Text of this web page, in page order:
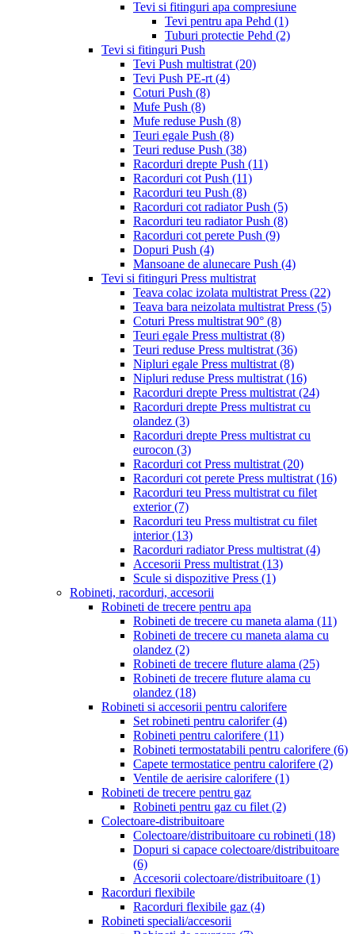
Tevi si fitinguri apa compresiune
Tevi pentru apa Pehd (1)
Tuburi protectie Pehd (2)
Tevi si fitinguri Push
Tevi Push multistrat (20)
Tevi Push PE-rt (4)
Coturi Push (8)
Mufe Push (8)
Mufe reduse Push (8)
Teuri egale Push (8)
Teuri reduse Push (38)
Racorduri drepte Push (11)
Racorduri cot Push (11)
Racorduri teu Push (8)
Racorduri cot radiator Push (5)
Racorduri teu radiator Push (8)
Racorduri cot perete Push (9)
Dopuri Push (4)
Mansoane de alunecare Push (4)
Tevi si fitinguri Press multistrat
Teava colac izolata multistrat Press (22)
Teava bara neizolata multistrat Press (5)
Coturi Press multistrat 90° (8)
Teuri egale Press multistrat (8)
Teuri reduse Press multistrat (36)
Nipluri egale Press multistrat (8)
Nipluri reduse Press multistrat (16)
Racorduri drepte Press multistrat (24)
Racorduri drepte Press multistrat cu
olandez (3)
Racorduri drepte Press multistrat cu
eurocon (3)
Racorduri cot Press multistrat (20)
Racorduri cot perete Press multistrat (16)
Racorduri teu Press multistrat cu filet
exterior(7)
Racorduri teu Press multistrat cu filet
interior(13)
Racorduri radiator Press multistrat (4)
Accesorii Press multistrat (13)
Scule si dispozitive Press (1)
Robineti, racorduri, accesorii
Robineti de trecere pentru apa
Robineti de trecere cu maneta alama (11)
Robineti de trecere cu maneta alama cu
olandez (2)
Robineti de trecere fluture alama (25)
Robineti de trecere fluture alama cu
olandez (18)
Robineti si accesorii pentru calorifere
Set robineti pentru calorifer(4)
Robineti pentru calorifere (11)
Robineti termostatabili pentru calorifere (6)
Capete termostatice pentru calorifere (2)
Ventile de aerisire calorifere (1)
Robineti de trecere pentru gaz
Robineti pentru gaz cu filet (2)
Colectoare-distribuitoare
Colectoare/distribuitoare cu robineti (18)
Dopuri si capace colectoare/distribuitoare
(6)
Accesorii colectoare/distribuitoare (1)
Racorduri flexibile
Racorduri flexibile gaz (4)
Robineti speciali/accesorii